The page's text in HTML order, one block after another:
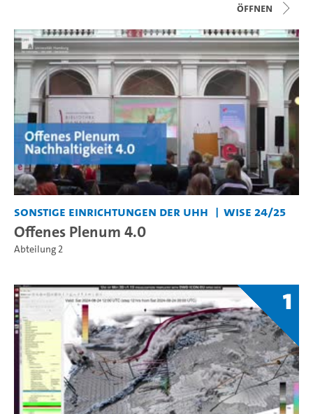
Öffnen
Sonstige Einrichtungen der UHH WiSe 24/25
Offenes Plenum 4.0
Abteilung 2
1